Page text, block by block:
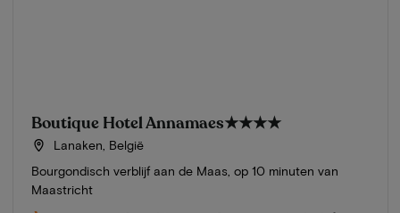
Boutique Hotel Annamaes★★★★
Lanaken, België
Bourgondisch verblijf aan de Maas, op 10 minuten van
Maastricht